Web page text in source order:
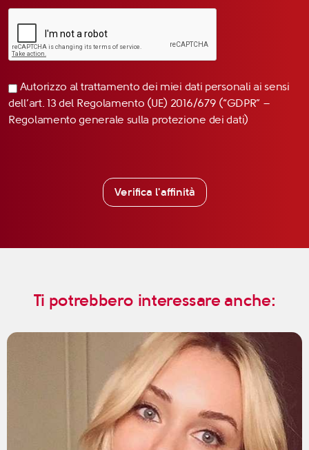
Autorizzo al trattamento dei miei dati personali ai sensi
dell’art. 13 del Regolamento (UE) 2016/679 (“GDPR” –
Regolamento generale sulla protezione dei dati)
Verifica l'affinità
Ti potrebbero interessare anche: